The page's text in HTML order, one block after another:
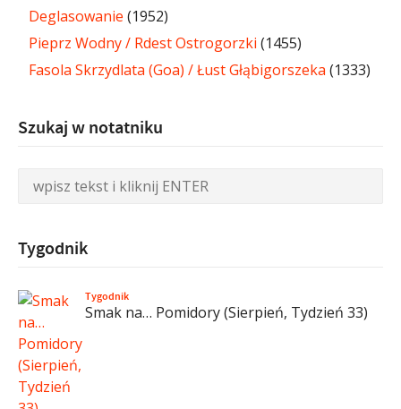
Deglasowanie (1952)
Pieprz Wodny / Rdest Ostrogorzki (1455)
Fasola Skrzydlata (Goa) / Łust Głąbigorszeka (1333)
Szukaj w notatniku
Tygodnik
Tygodnik
Smak na… Pomidory (Sierpień, Tydzień 33)